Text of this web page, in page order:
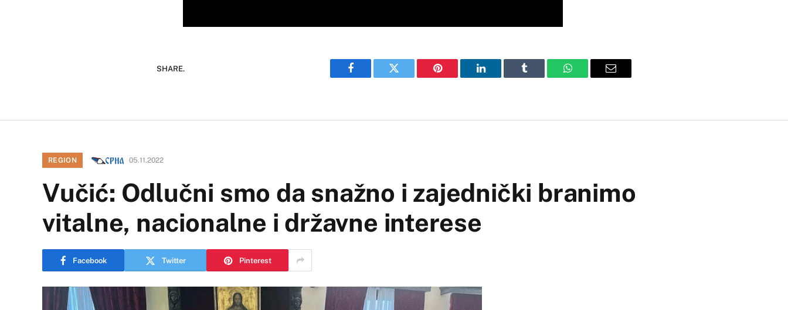
SHARE.
Facebook Twitter Pinterest LinkedIn Tumblr WhatsAppEmail
REGION 05.11.2022
Vučić: Odlučni smo da snažno i zajednički branimo
vitalne, nacionalne i državne interese
Facebook Twitter Pinterest